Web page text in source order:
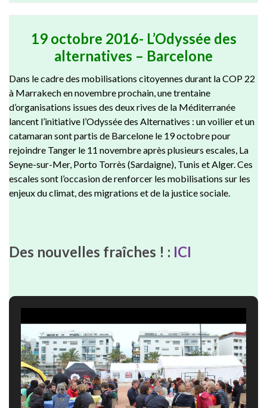
19 octobre 2016- L’Odyssée des
alternatives – Barcelone
Dans le cadre des mobilisations citoyennes durant la COP 22
à Marrakech en novembre prochain, une trentaine
d’organisations issues des deux rives de la Méditerranée
lancent l’initiative l’Odyssée des Alternatives : un voilier et un
catamaran sont partis de Barcelone le 19 octobre pour
rejoindre Tanger le 11 novembre après plusieurs escales, La
Seyne-sur-Mer, Porto Torrès (Sardaigne), Tunis et Alger. Ces
escales sont l’occasion de renforcer les mobilisations sur les
enjeux du climat, des migrations et de la justice sociale.
Des nouvelles fraîches ! : ICI